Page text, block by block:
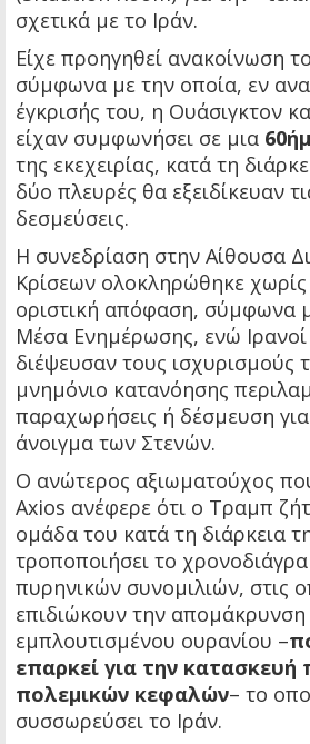
σχετικά με το Ιράν.
Είχε προηγηθεί ανακοίνωση
σύμφωνα με την οποία, εν
έγκρισής του, η Ουάσιγκτον
είχαν συμφωνήσει σε μια
της εκεχειρίας, κατά τη
δύο πλευρές θα εξειδίκευαν
δεσμεύσεις.
Η συνεδρίαση στην Αίθουσα
Κρίσεων ολοκληρώθηκε
οριστική απόφαση, σύμφωνα
Μέσα Ενημέρωσης, ενώ
διέψευσαν τους ισχυρισμούς
μνημόνιο κατανόησης
παραχωρήσεις ή δέσμευση
άνοιγμα των Στενών.
Ο ανώτερος αξιωματούχος
Axios ανέφερε ότι ο Τραμπ
ομάδα του κατά τη διάρκεια
τροποποιήσει το
πυρηνικών συνομιλιών, στις
επιδιώκουν την
εμπλουτισμένου ουρανίου –
επαρκεί για την κατασκευή
πολεμικών κεφαλών– το
συσσωρεύσει το Ιράν.